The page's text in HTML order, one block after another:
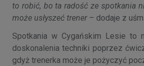
to robić, bo ta radość ze spotkania
może usłyszeć trener – dodaje z
Spotkania w Cygańskim Lesie to
doskonalenia techniki poprzez
gdyż trenerka może je pożyczyć